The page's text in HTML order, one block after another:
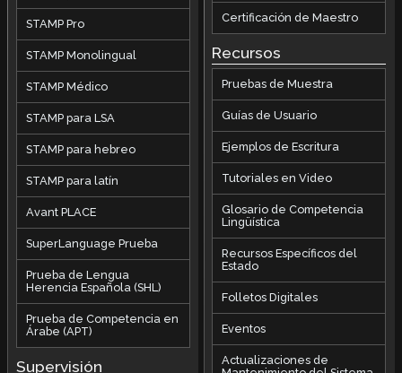
STAMP Pro
STAMP Monolingual
STAMP Médico
STAMP para LSA
STAMP para hebreo
STAMP para latín
Avant PLACE
SuperLanguage Prueba
Prueba de Lengua
Herencia Española (SHL)
Prueba de Competencia en
Árabe (APT)
Supervisión
Certificación de Maestro
Recursos
Pruebas de Muestra
Guías de Usuario
Ejemplos de Escritura
Tutoriales en Video
Glosario de Competencia
Lingüística
Recursos Específicos del
Estado
Folletos Digitales
Eventos
Actualizaciones de